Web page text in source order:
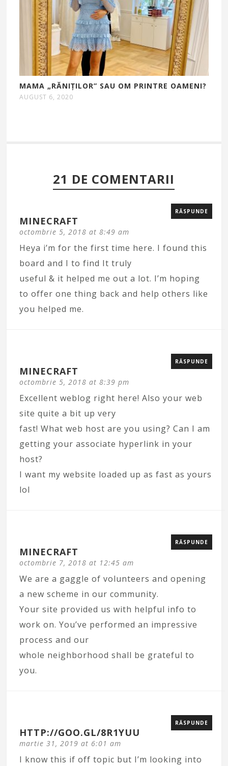
MAMA „RĂNIȚILOR” SAU OM PRINTRE OAMENI?
AUGUST 6, 2020
21 DE COMENTARII
MINECRAFT
octombrie 5, 2018 at 8:49 am
RĂSPUNDE
Heya i’m for the first time here. I found this
board and I to find It truly
useful & it helped me out a lot. I’m hoping
to offer one thing back and help others like
you helped me.
MINECRAFT
octombrie 5, 2018 at 8:39 pm
RĂSPUNDE
Excellent weblog right here! Also your web
site quite a bit up very
fast! What web host are you using? Can I am
getting your associate hyperlink in your
host?
I want my website loaded up as fast as yours
lol
MINECRAFT
octombrie 7, 2018 at 12:45 am
RĂSPUNDE
We are a gaggle of volunteers and opening
a new scheme in our community.
Your site provided us with helpful info to
work on. You’ve performed an impressive
process and our
whole neighborhood shall be grateful to
you.
HTTP://GOO.GL/8R1YUU
martie 31, 2019 at 6:01 am
RĂSPUNDE
I know this if off topic but I’m looking into